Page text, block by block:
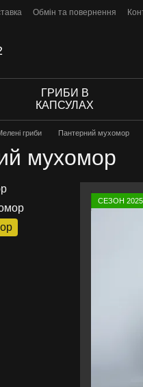
Обмін та повернення
ГРИБИ В
КАПСУЛАХ
гриби Пантерний мухомор
мухомор
СЕЗОН 2025